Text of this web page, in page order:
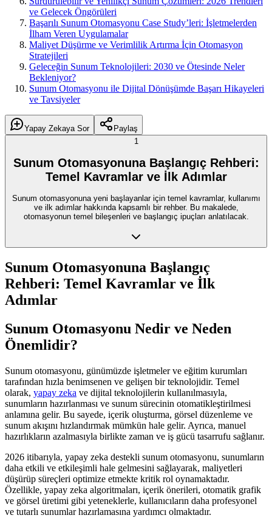
ve Gelecek Öngörüleri
Başarılı Sunum Otomasyonu Case Study’leri: İşletmelerden
İlham Veren Uygulamalar
Maliyet Düşürme ve Verimlilik Artırma İçin Otomasyon
Stratejileri
Geleceğin Sunum Teknolojileri: 2030 ve Ötesinde Neler
Bekleniyor?
Sunum Otomasyonu ile Dijital Dönüşümde Başarı Hikayeleri
ve Tavsiyeler
Yapay Zekaya Sor
Paylaş
1
Sunum Otomasyonuna Başlangıç Rehberi:
Temel Kavramlar ve İlk Adımlar
Sunum otomasyonuna yeni başlayanlar için temel kavramlar, kullanımı
ve ilk adımlar hakkında kapsamlı bir rehber. Bu makalede,
otomasyonun temel bileşenleri ve başlangıç ipuçları anlatılacak.
Sunum Otomasyonuna Başlangıç
Rehberi: Temel Kavramlar ve İlk
Adımlar
Sunum Otomasyonu Nedir ve Neden
Önemlidir?
Sunum otomasyonu, günümüzde işletmeler ve eğitim kurumları
tarafından hızla benimsenen ve gelişen bir teknolojidir. Temel
olarak, yapay zeka ve dijital teknolojilerin kullanılmasıyla,
sunumların hazırlanması ve sunum sürecinin otomatikleştirilmesi
anlamına gelir. Bu sayede, içerik oluşturma, görsel düzenleme ve
sunum akışını hızlandırmak mümkün hale gelir. Ayrıca, manuel
hazırlıkların azalmasıyla birlikte zaman ve iş gücü tasarrufu sağlanır.
2026 itibarıyla, yapay zeka destekli sunum otomasyonu, sunumların
daha etkili ve etkileşimli hale gelmesini sağlayarak, maliyetleri
düşürüp süreçleri optimize etmekte kritik rol oynamaktadır.
Özellikle, yapay zeka algoritmaları, içerik önerileri, otomatik grafik
ve görsel üretimi gibi yeteneklerle, kullanıcıların daha profesyonel
ve tutarlı sunumlar hazırlamasına yardımcı olmaktadır.